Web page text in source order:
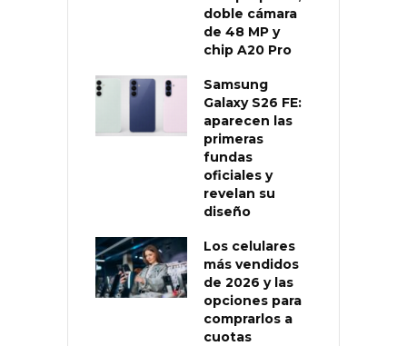
doble cámara
de 48 MP y
chip A20 Pro
Samsung
Galaxy S26 FE:
aparecen las
primeras
fundas
oficiales y
revelan su
diseño
Los celulares
más vendidos
de 2026 y las
opciones para
comprarlos a
cuotas